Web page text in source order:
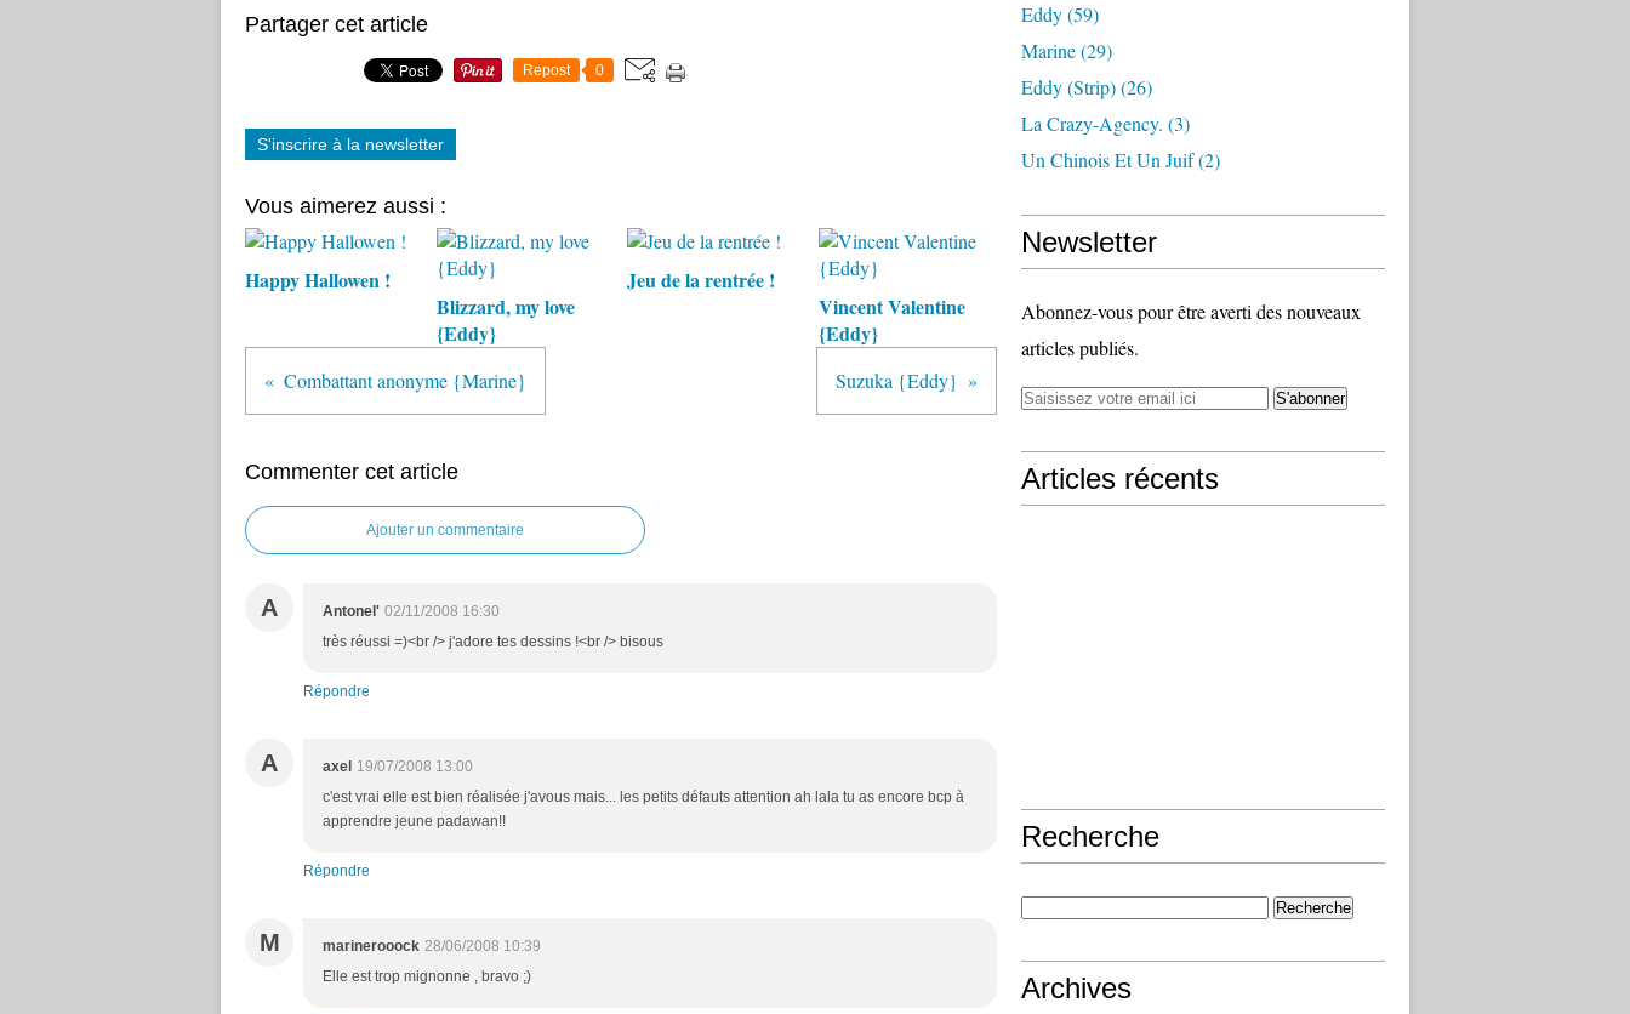
Partager cet article
Repost 0
S'inscrire à la newsletter
Vous aimerez aussi :
Happy Hallowen !
Blizzard, my love
{Eddy}
Jeu de la rentrée !
Vincent Valentine
{Eddy}
Combattant anonyme {Marine} Suzuka {Eddy}
Commenter cet article
Ajouter un commentaire
A Antonel' 02/11/2008 16:30
très réussi =)<br /> j'adore tes dessins !<br /> bisous
Répondre
A axel 19/07/2008 13:00
c'est vrai elle est bien réalisée j'avous mais... les petits défauts attention ah lala tu as encore bcp à
apprendre jeune padawan!!
Répondre
M marinerooock 28/06/2008 10:39
Elle est trop mignonne , bravo ;)
Eddy(59)
Marine(29)
Eddy (strip)(26)
La Crazy-Agency. (3)
Un Chinois Et Un Juif(2)
Newsletter
Abonnez-vous pour être averti des nouveaux
articles publiés.
Articles récents
Recherche
Archives